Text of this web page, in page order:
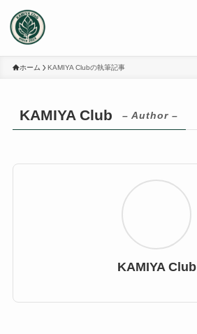
ホーム KAMIYA Clubの執筆記事
KAMIYA Club – Author –
KAMIYA Club